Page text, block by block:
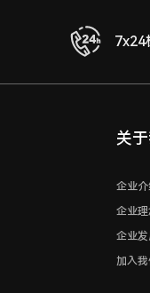
7x24
关
企业介
企业理
企业
加入我